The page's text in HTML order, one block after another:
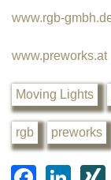
www.rgb-
www.preworks.at
Moving Lights
rgb preworks